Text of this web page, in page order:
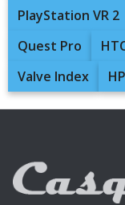
PlayStation VR 2
Quest Pro
Valve Index